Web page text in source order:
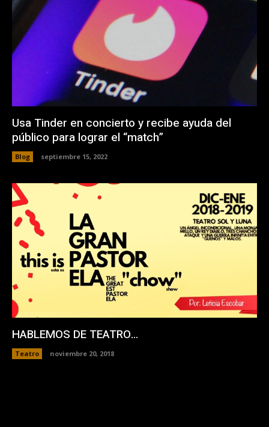
Usa Tinder en concierto y recibe ayuda del
público para lograr el “match”
Blog septiembre 15, 2022
HABLEMOS DE TEATRO…
Teatro noviembre 20, 2018